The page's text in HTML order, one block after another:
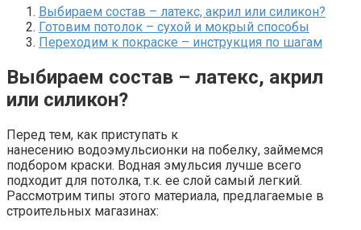
Выбираем состав – латекс, акрил или силикон?
Готовим потолок – сухой и мокрый способы
Переходим к покраске – инструкция по шагам
Выбираем состав – латекс, акрил
или силикон?
Перед тем, как приступать к
нанесению водоэмульсионки на побелку, займемся
подбором краски. Водная эмульсия лучше всего
подходит для потолка, т.к. ее слой самый легкий.
Рассмотрим типы этого материала, предлагаемые в
строительных магазинах: